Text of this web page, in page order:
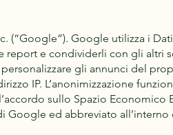
(“Google”). Google utilizza i
report e condividerli con gli altri
gli annunci del
IP. L’anonimizzazione
sullo Spazio Economico
Google ed abbreviato